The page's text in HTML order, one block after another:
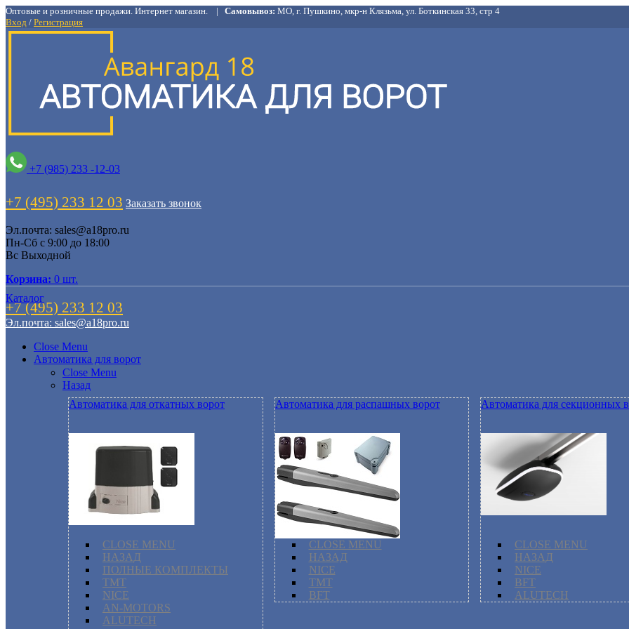
Оптовые и розничные продажи. Интернет магазин. | Самовывоз: МО, г. Пушкино, мкр-н Клязьма, ул. Боткинская 33, стр 4
Вход / Регистрация
+7 (985) 233 -12-03
+7 (495) 233 12 03 Заказать звонок
Эл.почта: sales@a18pro.ru
Пн-Cб с 9:00 до 18:00
Вс Выходной
Корзина: 0 шт.
Каталог
+7 (495) 233 12 03
Эл.почта: sales@a18pro.ru
Close Menu
Автоматика для ворот
Close Menu
Назад
Автоматика для откатных ворот
CLOSE MENU
НАЗАД
ПОЛНЫЕ КОМПЛЕКТЫ
TMT
NICE
AN-MOTORS
ALUTECH
Автоматика для распашных ворот
CLOSE MENU
НАЗАД
NICE
TMT
BFT
Автоматика для секционных
CLOSE MENU
НАЗАД
NICE
BFT
ALUTECH